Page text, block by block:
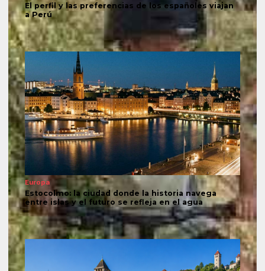
El perfil y las preferencias de los españoles viajan
a Perú
Europa
Estocolmo: la ciudad donde la historia navega
entre islas y el futuro se refleja en el agua